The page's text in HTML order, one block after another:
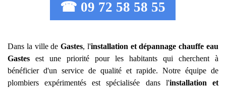
☎ 09 72 58 58 55
Dans la ville de Gastes, l'installation et dépannage chauffe eau
Gastes est une priorité pour les habitants qui cherchent à
bénéficier d'un service de qualité et rapide. Notre équipe de
plombiers expérimentés est spécialisée dans l'installation et